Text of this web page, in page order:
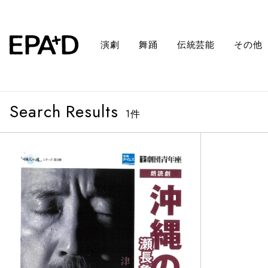
演劇 舞踊 伝統芸能 その他
Search Results 1件